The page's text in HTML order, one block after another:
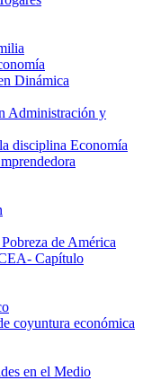
Dinámica
Administración y
disciplina Economía
de América
Capítulo
coyuntura económica
en el Medio